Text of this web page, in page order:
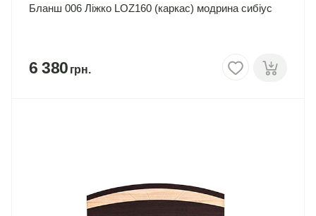
Бланш 006 Ліжко LOZ160 (каркас) модрина сибіус
6 380